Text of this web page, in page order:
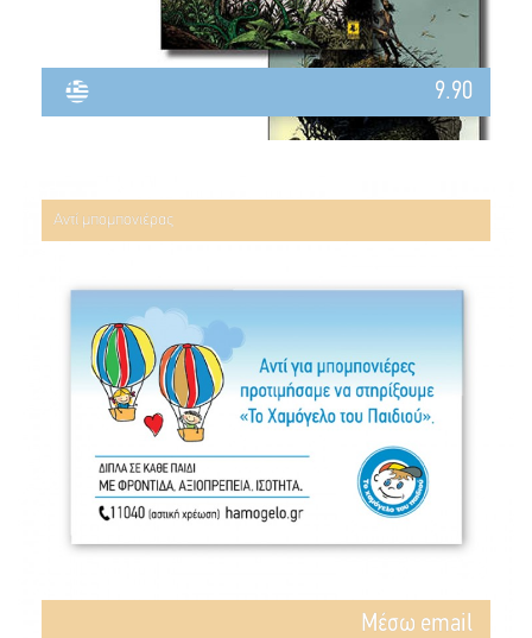
9.90
Αντί μπομπονιέρας
Mέσω email